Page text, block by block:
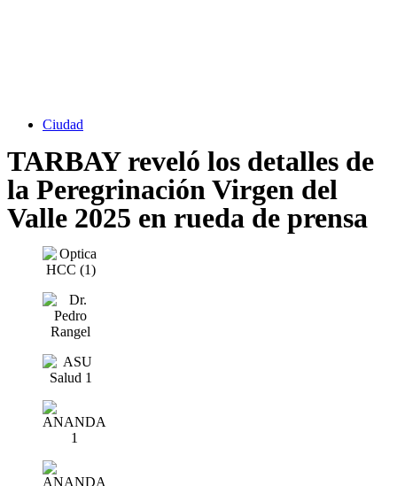
Ciudad
TARBAY reveló los detalles de
la Peregrinación Virgen del
Valle 2025 en rueda de prensa